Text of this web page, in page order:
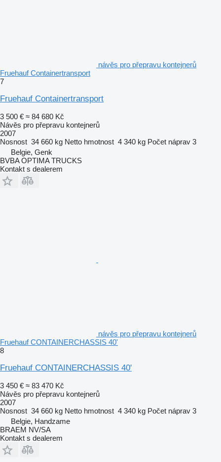
návěs pro přepravu kontejnerů
Fruehauf Containertransport
7
Fruehauf Containertransport
3 500 € ≈ 84 680 Kč
Návěs pro přepravu kontejnerů
2007
Nosnost 34 660 kg Netto hmotnost 4 340 kg Počet náprav 3
Belgie, Genk
BVBA OPTIMA TRUCKS
Kontakt s dealerem
návěs pro přepravu kontejnerů
Fruehauf CONTAINERCHASSIS 40'
8
Fruehauf CONTAINERCHASSIS 40'
3 450 € ≈ 83 470 Kč
Návěs pro přepravu kontejnerů
2007
Nosnost 34 660 kg Netto hmotnost 4 340 kg Počet náprav 3
Belgie, Handzame
BRAEM NV/SA
Kontakt s dealerem